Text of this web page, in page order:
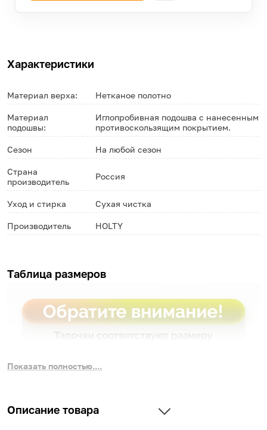
Характеристики
Материал верха: Нетканое полотно
Материал
подошвы:
Иглопробивная подошва с нанесенным
противоскользящим покрытием.
Сезон На любой сезон
Страна
производитель
Россия
Уход и стирка Сухая чистка
Производитель HOLTY
Таблица размеров
Показать полностью....
Описание товара